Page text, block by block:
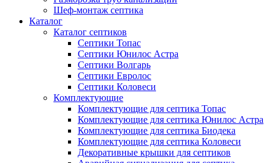
Шеф-монтаж септика
Каталог
Каталог септиков
Септики Топас
Септики Юнилос Астра
Септики Волгарь
Септики Евролос
Септики Коловеси
Комплектующие
Комплектующие для септика Топас
Комплектующие для септика Юнилос Астра
Комплектующие для септика Биодека
Комплектующие для септика Коловеси
Декоративные крышки для септиков